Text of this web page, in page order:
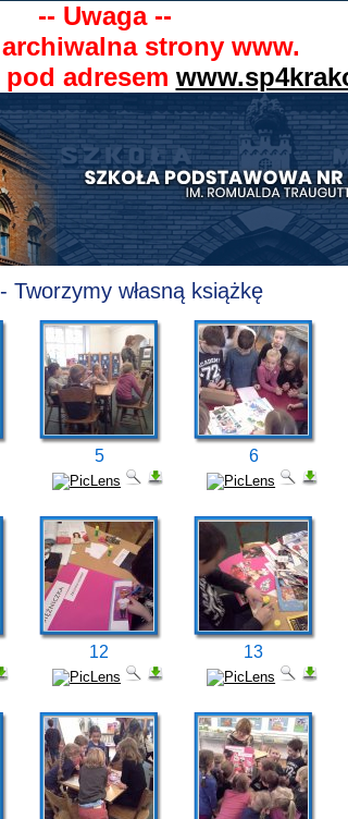
-- Uwaga --
strony www.
adresem
Tworzymy własną książkę
5 6
12 13